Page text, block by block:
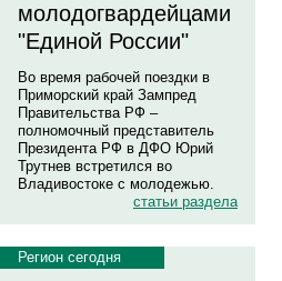
молодогвардейцами
"Единой России"
Во время рабочей поездки в
Приморский край Зампред
Правительства РФ –
полномочный представитель
Президента РФ в ДФО Юрий
Трутнев встретился во
Владивостоке с молодежью.
статьи раздела
Регион сегодня